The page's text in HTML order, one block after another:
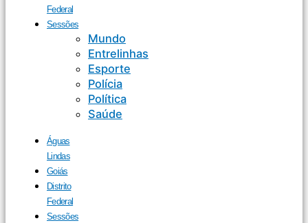
Federal
Sessões
Mundo
Entrelinhas
Esporte
Polícia
Política
Saúde
Águas
Lindas
Goiás
Distrito
Federal
Sessões